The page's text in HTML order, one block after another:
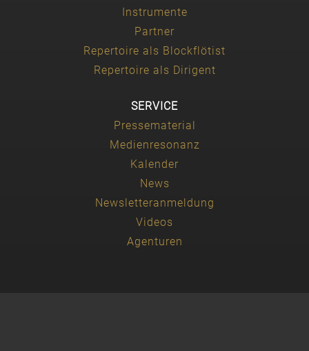
Instrumente
Partner
Repertoire als Blockflötist
Repertoire als Dirigent
SERVICE
Pressematerial
Medienresonanz
Kalender
News
Newsletteranmeldung
Videos
Agenturen